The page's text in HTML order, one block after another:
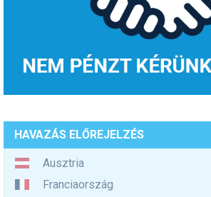
HAVAZÁS ELŐREJELZÉS
Ausztria
Franciaország